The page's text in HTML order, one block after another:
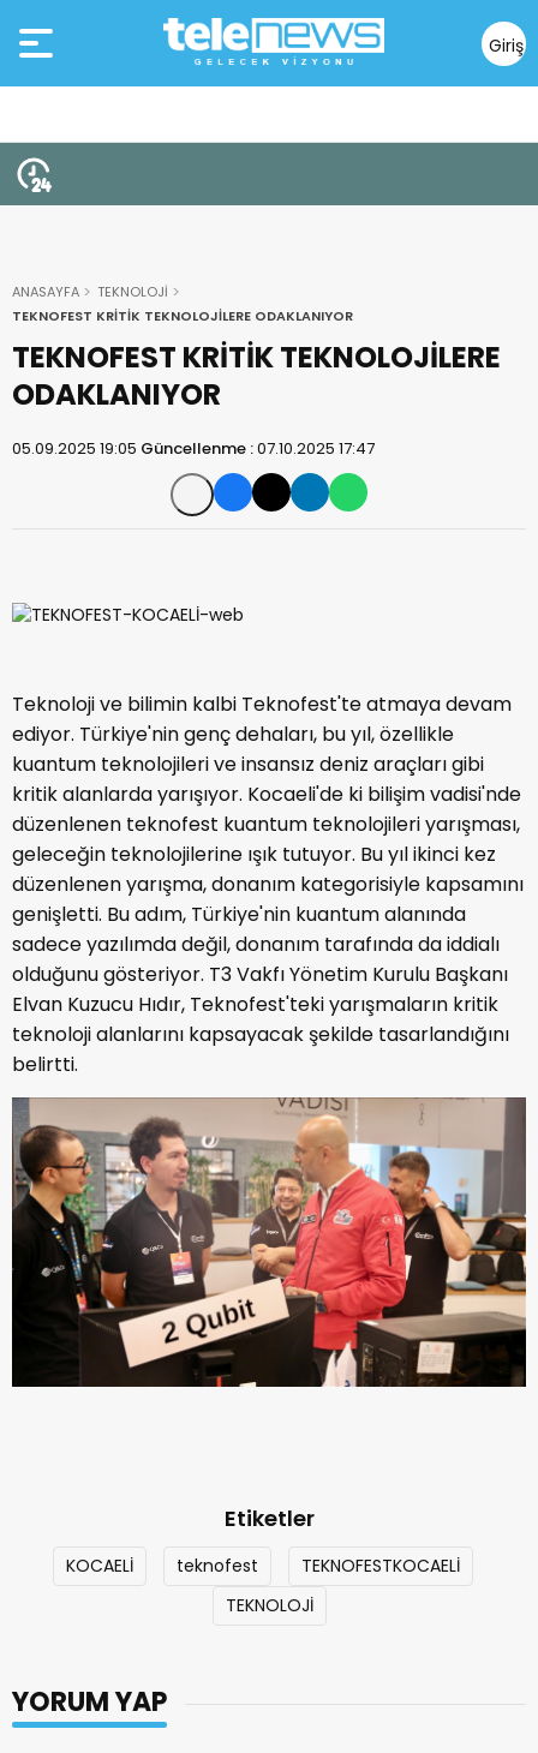
Giriş
Yap
ANASAYFA
TEKNOLOJİ
TEKNOFEST KRİTİK TEKNOLOJİLERE ODAKLANIYOR
TEKNOFEST KRİTİK TEKNOLOJİLERE
ODAKLANIYOR
05.09.2025 19:05 Güncellenme :07.10.2025 17:47
Teknoloji ve bilimin kalbi Teknofest'te atmaya devam
ediyor. Türkiye'nin genç dehaları, bu yıl, özellikle
kuantum teknolojileri ve insansız deniz araçları gibi
kritik alanlarda yarışıyor. Kocaeli'de ki bilişim vadisi'nde
düzenlenen teknofest kuantum teknolojileri yarışması,
geleceğin teknolojilerine ışık tutuyor. Bu yıl ikinci kez
düzenlenen yarışma, donanım kategorisiyle kapsamını
genişletti. Bu adım, Türkiye'nin kuantum alanında
sadece yazılımda değil, donanım tarafında da iddialı
olduğunu gösteriyor. T3 Vakfı Yönetim Kurulu Başkanı
Elvan Kuzucu Hıdır, Teknofest'teki yarışmaların kritik
teknoloji alanlarını kapsayacak şekilde tasarlandığını
belirtti.
Etiketler
KOCAELİ teknofest
TEKNOFESTKOCAELİ
TEKNOLOJİ
YORUM YAP